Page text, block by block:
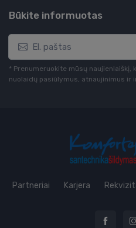
Būkite informuotas
* Prenumeruokite mūsų
nuolaidų pasiūlymus, atnaujinimus ir
Partneriai Karjera